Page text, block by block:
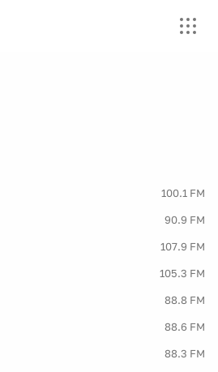
100.1 FM
90.9 FM
107.9 FM
105.3 FM
88.8 FM
88.6 FM
88.3 FM